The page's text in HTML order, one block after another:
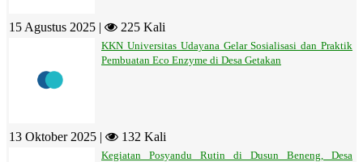
15 Agustus 2025 | 225 Kali
KKN Universitas Udayana Gelar Sosialisasi dan Praktik
Pembuatan Eco Enzyme di Desa Getakan
13 Oktober 2025 | 132 Kali
Kegiatan Posyandu Rutin di Dusun Beneng, Desa